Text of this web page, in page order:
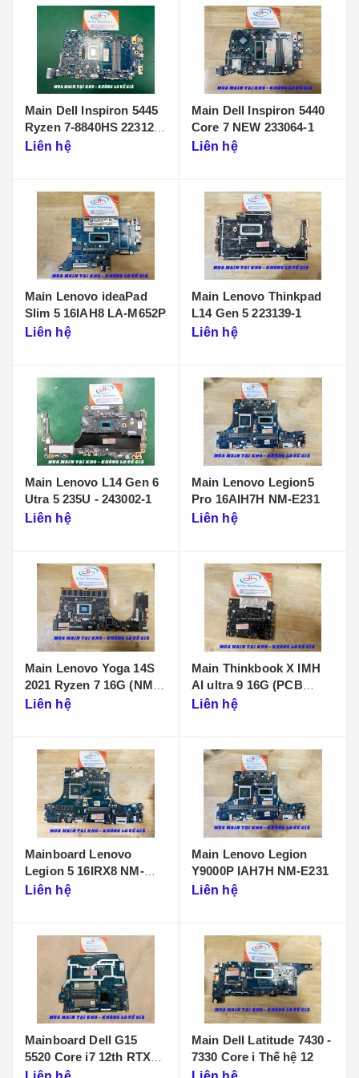
Main Dell Inspiron 5445
Ryzen 7-8840HS 223125-
1Liên hệ
Main Dell Inspiron 5440
Core 7 NEW 233064-1
Liên hệ
Main Lenovo ideaPad
Slim 5 16IAH8 LA-M652P
Liên hệ
Main Lenovo Thinkpad
L14 Gen 5 223139-1
Liên hệ
Main Lenovo L14 Gen 6
Utra 5 235U - 243002-1
Liên hệ
Main Lenovo Legion5
Pro 16AIH7H NM-E231
Liên hệ
Main Lenovo Yoga 14S
2021 Ryzen 7 16G (NM-
D431)
Liên hệ
Main Thinkbook X IMH
AI ultra 9 16G (PCB
KB340 NMF641)
Liên hệ
Mainboard Lenovo
Legion 5 16IRX8 NM-
F901
Liên hệ
Main Lenovo Legion
Y9000P IAH7H NM-E231
Liên hệ
Mainboard Dell G15
5520 Core i7 12th RTX
3050 LA-655P
Main Dell Latitude 7430 -
7330 Core i Thế hệ 12